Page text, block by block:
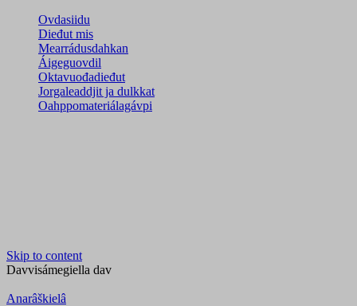
Ovdasiidu
Dieđut mis
Mearrádusdahkan
Áigeguovdil
Oktavuođadieđut
Jorgaleaddjit ja dulkkat
Oahppomateriálagávpi
Skip to content
Davvisámegiella dav
Anarâškielâ